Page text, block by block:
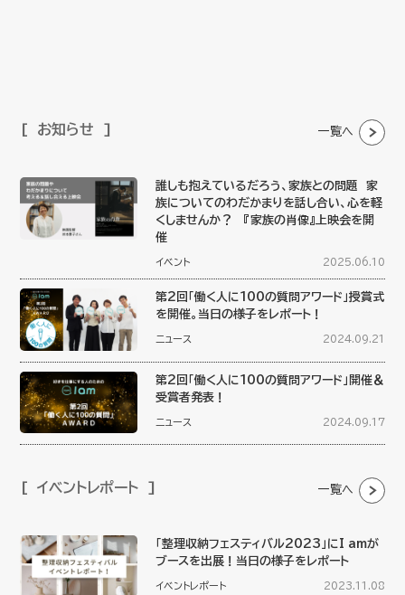
お知らせ 一覧へ
誰しも抱えているだろう、家族との問題 家
族についてのわだかまりを話し合い、心を軽
くしませんか？ 『家族の肖像』上映会を開
催
イベント 2025.06.10
第2回「働く人に100の質問アワード」授賞式
を開催。当日の様子をレポート！
ニュース 2024.09.21
第2回「働く人に100の質問アワード」開催＆
受賞者発表！
ニュース 2024.09.17
イベントレポート 一覧へ
「整理収納フェスティバル2023」にI amが
ブースを出展！当日の様子をレポート
イベントレポート 2023.11.08